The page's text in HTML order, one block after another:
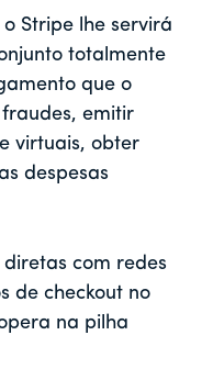
Stripe lhe servirá
totalmente
que o
emitir
virtuais, obter
despesas
com redes
de checkout no
na pilha